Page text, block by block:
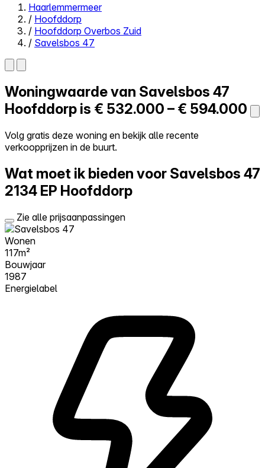
Close menu
Zelf kopen
Alles-in-één
Reviews
Log in
Haarlemmermeer
/ Hoofddorp
/ Hoofddorp Overbos Zuid
/ Savelsbos 47
Woningwaarde van Savelsbos 47
Hoofddorp is € 532.000 – € 594.000
Volg gratis deze woning en bekijk alle recente
verkoopprijzen in de buurt.
Wat moet ik bieden voor Savelsbos 47
2134 EP Hoofddorp
Zie alle prijsaanpassingen
Wonen
117m²
Bouwjaar
1987
Energielabel